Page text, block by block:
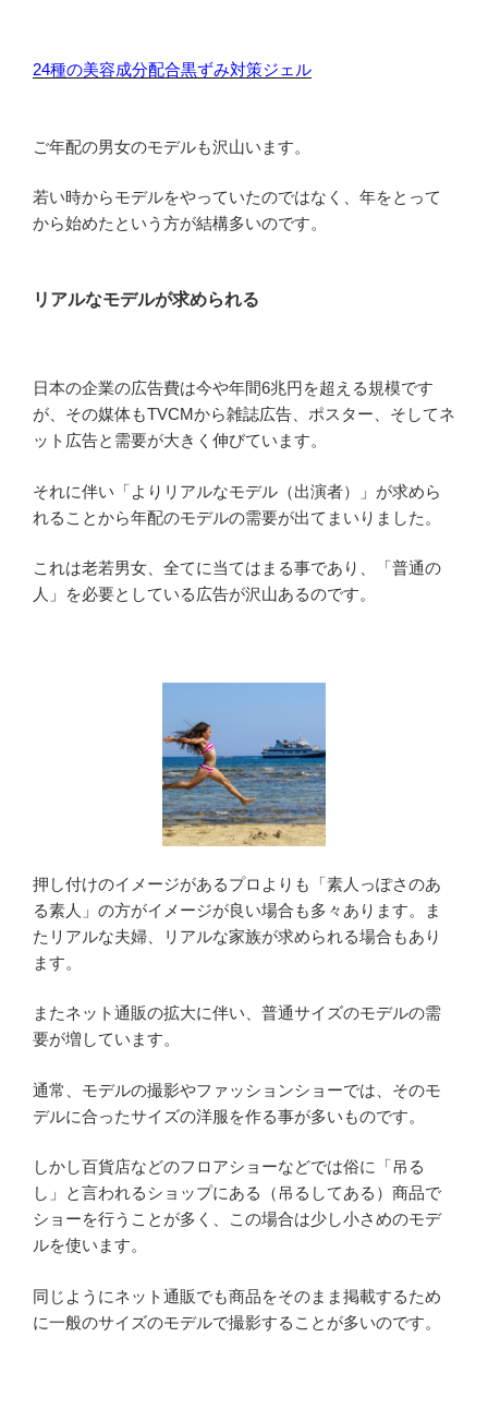
24種の美容成分配合黒ずみ対策ジェル
ご年配の男女のモデルも沢山います。
若い時からモデルをやっていたのではなく、年をとって
から始めたという方が結構多いのです。
リアルなモデルが求められる
日本の企業の広告費は今や年間6兆円を超える規模です
が、その媒体もTVCMから雑誌広告、ポスター、そしてネ
ット広告と需要が大きく伸びています。
それに伴い「よりリアルなモデル（出演者）」が求めら
れることから年配のモデルの需要が出てまいりました。
これは老若男女、全てに当てはまる事であり、「普通の
人」を必要としている広告が沢山あるのです。
押し付けのイメージがあるプロよりも「素人っぽさのあ
る素人」の方がイメージが良い場合も多々あります。ま
たリアルな夫婦、リアルな家族が求められる場合もあり
ます。
またネット通販の拡大に伴い、普通サイズのモデルの需
要が増しています。
通常、モデルの撮影やファッションショーでは、そのモ
デルに合ったサイズの洋服を作る事が多いものです。
しかし百貨店などのフロアショーなどでは俗に「吊る
し」と言われるショップにある（吊るしてある）商品で
ショーを行うことが多く、この場合は少し小さめのモデ
ルを使います。
同じようにネット通販でも商品をそのまま掲載するため
に一般のサイズのモデルで撮影することが多いのです。